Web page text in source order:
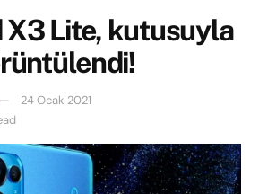
X3 Lite, kutusuyla
24 Ocak 2021